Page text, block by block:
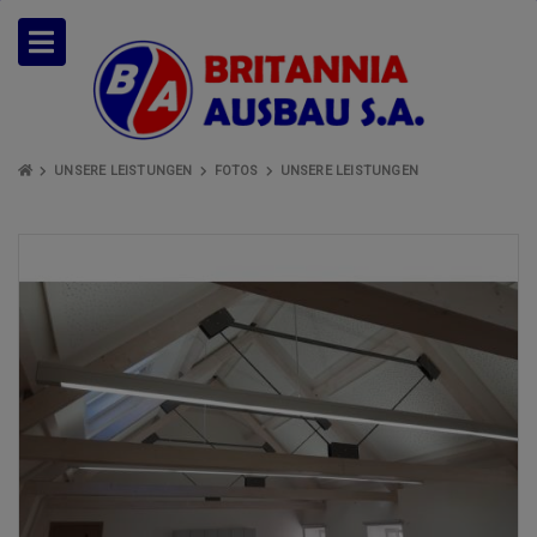
UNSERE LEISTUNGEN FOTOS UNSERE LEISTUNGEN